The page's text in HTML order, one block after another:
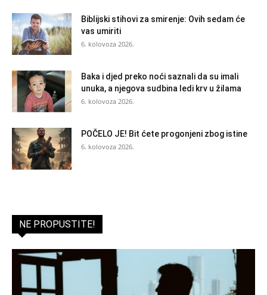
Biblijski stihovi za smirenje: Ovih sedam će
vas umiriti
6. kolovoza 2026.
Baka i djed preko noći saznali da su imali
unuka, a njegova sudbina ledi krv u žilama
6. kolovoza 2026.
POČELO JE! Bit ćete progonjeni zbog istine
6. kolovoza 2026.
NE PROPUSTITE!